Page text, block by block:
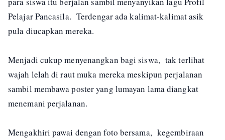
Pelajar Pancasila. Terdengar ada kalimat-kalimat asik
pula diucapkan mereka.
Menjadi cukup menyenangkan bagi siswa, tak terlihat
wajah lelah di raut muka mereka meskipun perjalanan
sambil membawa poster yang lumayan lama diangkat
menemani perjalanan.
Mengakhiri pawai dengan foto bersama, kegembiraan